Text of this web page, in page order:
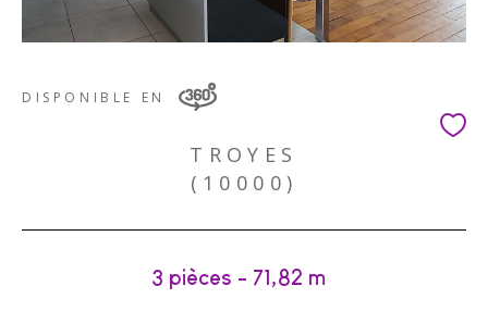
DISPONIBLE EN
TROYES
(10000)
3 pièces - 71,82 m²